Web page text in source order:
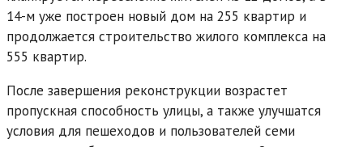
14-м уже построен новый дом на 255 квартир и
продолжается строительство жилого комплекса на
555 квартир.
После завершения реконструкции возрастет
пропускная способность улицы, а также улучшатся
условия для пешеходов и пользователей семи